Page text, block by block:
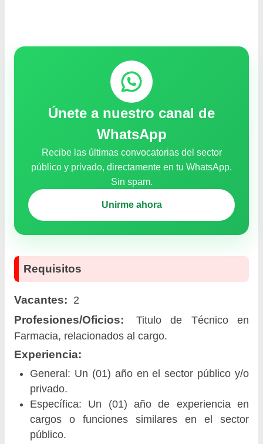
Únete a nuestro canal de
WhatsApp
Recibe las últimas convocatorias del sector
público y privado, directamente en tu WhatsApp.
Sin spam.
Unirme ahora
Requisitos
Vacantes: 2
Profesiones/Oficios:
Titulo de Técnico en
Farmacia, relacionados al cargo.
Experiencia:
General: Un (01) año en el sector público y/o
privado.
Específica: Un (01) año de experiencia en
cargos o funciones similares en el sector
público.